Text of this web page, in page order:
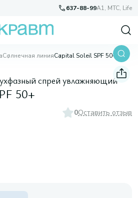
637-88-99A1, МТС, Life
Солнечная линияCapital Soleil SPF 50+
спрей увлажняющий
50+
0Оставить отзыв